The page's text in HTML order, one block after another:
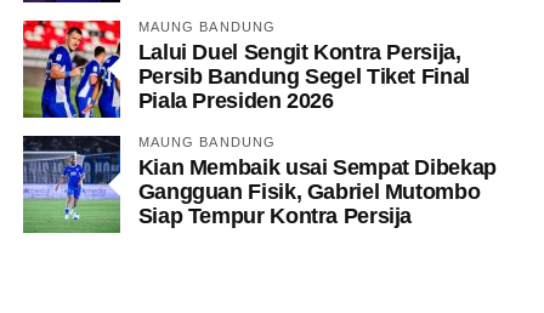
MAUNG BANDUNG
Lalui Duel Sengit Kontra Persija,
Persib Bandung Segel Tiket Final
Piala Presiden 2026
MAUNG BANDUNG
Kian Membaik usai Sempat Dibekap
Gangguan Fisik, Gabriel Mutombo
Siap Tempur Kontra Persija